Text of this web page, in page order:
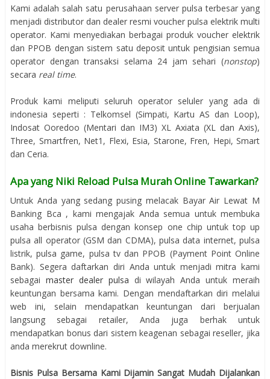
Kami adalah salah satu perusahaan server pulsa terbesar yang
menjadi distributor dan dealer resmi voucher pulsa elektrik multi
operator. Kami menyediakan berbagai produk voucher elektrik
dan PPOB dengan sistem satu deposit untuk pengisian semua
operator dengan transaksi selama 24 jam sehari (nonstop)
secara real time.
Produk kami meliputi seluruh operator seluler yang ada di
indonesia seperti : Telkomsel (Simpati, Kartu AS dan Loop),
Indosat Ooredoo (Mentari dan IM3) XL Axiata (XL dan Axis),
Three, Smartfren, Net1, Flexi, Esia, Starone, Fren, Hepi, Smart
dan Ceria.
Apa yang Niki Reload Pulsa Murah Online Tawarkan?
Untuk Anda yang sedang pusing melacak Bayar Air Lewat M
Banking Bca , kami mengajak Anda semua untuk membuka
usaha berbisnis pulsa dengan konsep one chip untuk top up
pulsa all operator (GSM dan CDMA), pulsa data internet, pulsa
listrik, pulsa game, pulsa tv dan PPOB (Payment Point Online
Bank). Segera daftarkan diri Anda untuk menjadi mitra kami
sebagai master dealer pulsa di wilayah Anda untuk meraih
keuntungan bersama kami. Dengan mendaftarkan diri melalui
web ini, selain mendapatkan keuntungan dari berjualan
langsung sebagai retailer, Anda juga berhak untuk
mendapatkan bonus dari sistem keagenan sebagai reseller, jika
anda merekrut downline.
Bisnis Pulsa Bersama Kami Dijamin Sangat Mudah Dijalankan